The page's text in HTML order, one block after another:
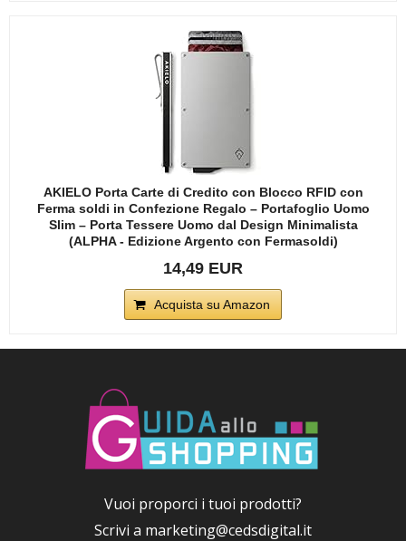
AKIELO Porta Carte di Credito con Blocco RFID con
Ferma soldi in Confezione Regalo – Portafoglio Uomo
Slim – Porta Tessere Uomo dal Design Minimalista
(ALPHA - Edizione Argento con Fermasoldi)
14,49 EUR
Acquista su Amazon
Vuoi proporci i tuoi prodotti?
Scrivi a marketing@cedsdigital.it